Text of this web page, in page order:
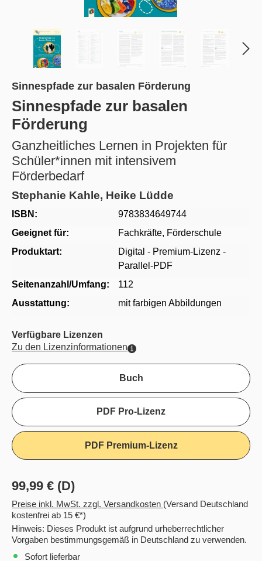
Sinnespfade zur basalen Förderung
Sinnespfade zur basalen
Förderung
Ganzheitliches Lernen in Projekten für
Schüler*innen mit intensivem
Förderbedarf
Stephanie Kahle, Heike Lüdde
ISBN:
9783834649744
Geeignet für:
Fachkräfte, Förderschule
Produktart:
Digital - Premium-Lizenz -
Parallel-PDF
Seitenanzahl/Umfang:
112
Ausstattung:
mit farbigen Abbildungen
Verfügbare Lizenzen
Zu den Lizenzinformationen
Buch
PDF Pro-Lizenz
PDF Premium-Lizenz
99,99 € (D)
Preise inkl. MwSt. zzgl. Versandkosten (Versand Deutschland
kostenfrei ab 15 €*)
Hinweis: Dieses Produkt ist aufgrund urheberrechtlicher
Vorgaben bestimmungsgemäß in Deutschland zu verwenden.
Sofort lieferbar